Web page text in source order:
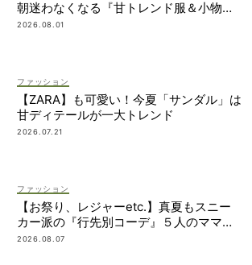
朝迷わなくなる『甘トレンド服＆小物』
最旬カタログ
2026.08.01
ファッション
【ZARA】も可愛い！今夏「サンダル」は
甘ディテールが一大トレンド
2026.07.21
ファッション
【お祭り、レジャーetc.】真夏もスニー
カー派の『行先別コーデ』５人のママス
タイリストが直伝！
2026.08.07